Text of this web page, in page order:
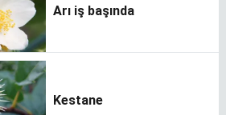
Arı iş başında
Kestane